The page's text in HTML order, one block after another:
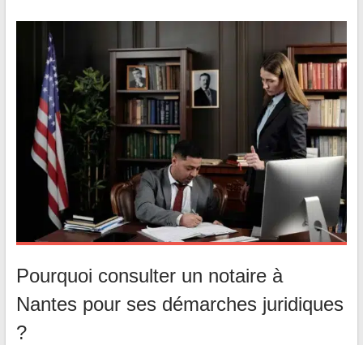
Pourquoi consulter un notaire à
Nantes pour ses démarches juridiques
?